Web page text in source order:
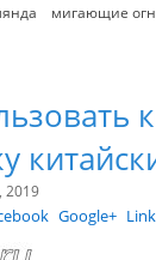
мигающие
2019
Google+